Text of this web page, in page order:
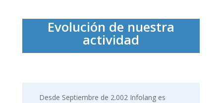
Evolución de nuestra
actividad
Desde Septiembre de 2.002 Infolang es